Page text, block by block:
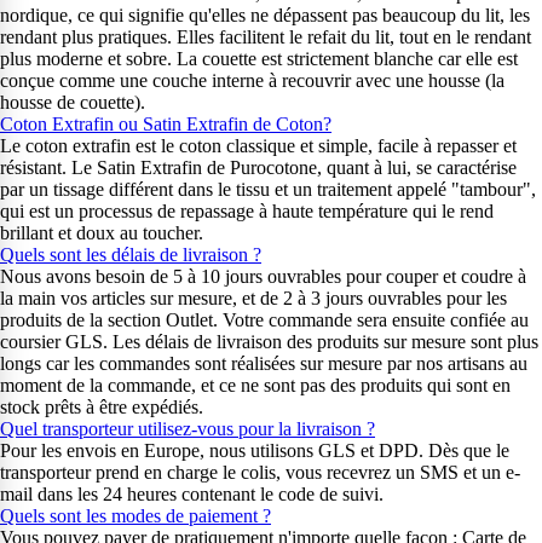
nordique, ce qui signifie qu'elles ne dépassent pas beaucoup du lit, les
rendant plus pratiques. Elles facilitent le refait du lit, tout en le rendant
plus moderne et sobre. La couette est strictement blanche car elle est
conçue comme une couche interne à recouvrir avec une housse (la
housse de couette).
Coton Extrafin ou Satin Extrafin de Coton?
Le coton extrafin est le coton classique et simple, facile à repasser et
résistant. Le Satin Extrafin de Purocotone, quant à lui, se caractérise
par un tissage différent dans le tissu et un traitement appelé "tambour",
qui est un processus de repassage à haute température qui le rend
brillant et doux au toucher.
Quels sont les délais de livraison ?
Nous avons besoin de 5 à 10 jours ouvrables pour couper et coudre à
la main vos articles sur mesure, et de 2 à 3 jours ouvrables pour les
produits de la section Outlet. Votre commande sera ensuite confiée au
coursier GLS. Les délais de livraison des produits sur mesure sont plus
longs car les commandes sont réalisées sur mesure par nos artisans au
moment de la commande, et ce ne sont pas des produits qui sont en
stock prêts à être expédiés.
Quel transporteur utilisez-vous pour la livraison ?
Pour les envois en Europe, nous utilisons GLS et DPD. Dès que le
transporteur prend en charge le colis, vous recevrez un SMS et un e-
mail dans les 24 heures contenant le code de suivi.
Quels sont les modes de paiement ?
Vous pouvez payer de pratiquement n'importe quelle façon : Carte de